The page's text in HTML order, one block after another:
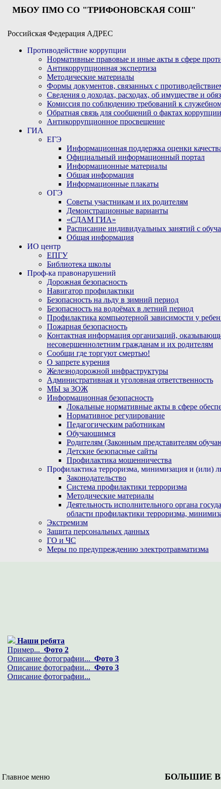
МБОУ ПМО СО "ТРИФОНОВСКАЯ СОШ"
Российская Федерация АДРЕС
Противодействие коррупции
Нормативные правовые и иные акты в сфере
Антикоррупционная экспертиза
Методические материалы
Формы документов, связанных с
Сведения о доходах, расходах, об имуществе и
Комиссия по соблюдению требований к
Обратная связь для сообщений о фактах коррупции
Антикоррупционное просвещение
ГИА
ЕГЭ
Информационная поддержка оценки
Официальный информационный портал
Информационные материалы
Общая информация
Информационные плакаты
ОГЭ
Советы участникам и их родителям
Демонстрационные варианты
«СДАМ ГИА»
Расписание индивидуальных занятий с
Общая информация
ИО центр
ЕПГУ
Библиотека школы
Проф-ка правонарушений
Дорожная безопасность
Навигатор профилактики
Безопасность на льду в зимний период
Безопасность на водоёмах в летний период
Профилактика компьютерной зависимости у
Пожарная безопасность
Контактная информация организаций,
несовершеннолетним гражданам и их родителям
Сообщи где торгуют смертью!
О запрете курения
Железнодорожной инфраструктуры
Административная и уголовная ответственность
МЫ за ЗОЖ
Информационная безопасность
Локальные нормативные акты в сфере
Нормативное регулирование
Педагогическим работникам
Обучающимся
Родителям (Законным представителям
Детские безопасные сайты
Профилактика мошенничества
Профилактика терроризма, минимизация и (или)
Законодательство
Система профилактики терроризма
Методические материалы
Деятельность исполнительного органа
области профилактики терроризма,
Экстремизм
Защита персональных данных
ГО и ЧС
Меры по предупреждению электротравматизма
Наши ребята
Пример... Фото 2
Описание фотографии... Фото 3
Описание фотографии... Фото 3
Описание фотографии...
Главное меню
БОЛЬШИЕ